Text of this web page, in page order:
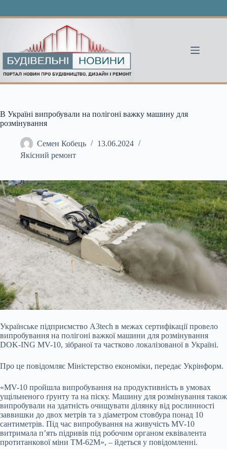
В Україні випробували на полігоні важку машину для
розмінування
Семен Кобець
13.06.2024
Якісний ремонт
Українське підприємство A3tech в межах сертифікації провело
випробування на полігоні важкої машини для розмінування
DOK-ING MV-10, зібраної та частково локалізованої в Україні.
Про це повідомляє Міністерство економіки, передає Укрінформ.
«MV-10 пройшла випробування на продуктивність в умовах
ущільненого ґрунту та на піску. Машину для розмінування також
випробували на здатність очищувати ділянку від рослинності
заввишки до двох метрів та з діаметром стовбура понад 10
сантиметрів. Під час випробування на живучість MV-10
витримала п’ять підривів під робочим органом еквівалента
протитанкової міни ТМ-62М», – йдеться у повідомленні.